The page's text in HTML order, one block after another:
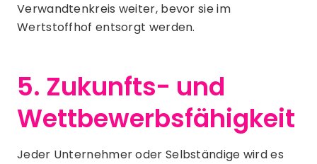
Verwandtenkreis weiter, bevor sie im
Wertstoffhof entsorgt werden.
5. Zukunfts- und
Wettbewerbsfähigkeit
Jeder Unternehmer oder Selbständige wird es